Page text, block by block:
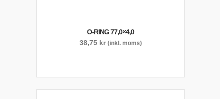
O-RING 77,0×4,0
38,75 kr (inkl. moms)